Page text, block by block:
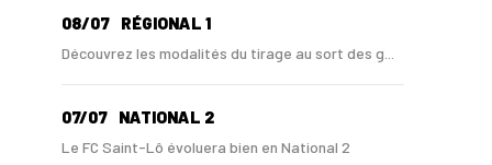
08/07 RÉGIONAL 1
Découvrez les modalités du tirage au sort des g...
07/07 NATIONAL 2
Le FC Saint-Lô évoluera bien en National 2